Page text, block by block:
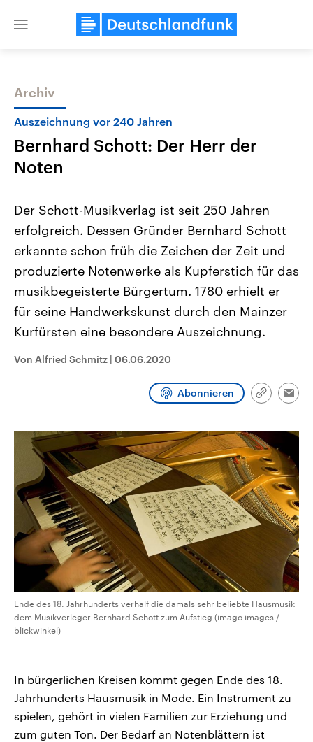
Close
Themen
Landtagswahl Sachsen-Anhalt
2026
Alle Informationen
Sachsen-Anhalt wählt am 6.
September 2026 einen neuen
Landtag. Seit 2021 wird das
Bundesland von einer Koalition aus
Umfragen, Prognosen,
und Hintergründe zu den Parteien
und Kandidaten der anstehenden
USA
Aktuelle Beiträge,
Hintergründe
Wirtschaftlich und
gehören die Vereinigten
den mächtigsten Ländern
mit großem Einfluss auf
Sendungen Programm
Archiv
Auszeichnung vor 240 Jahren
Bernhard Schott: Der Herr der
Noten
Der Schott-Musikverlag ist seit 250 Jahren
erfolgreich. Dessen Gründer Bernhard Schott
erkannte schon früh die Zeichen der Zeit und
produzierte Notenwerke als Kupferstich für das
musikbegeisterte Bürgertum. 1780 erhielt er
für seine Handwerkskunst durch den Mainzer
Kurfürsten eine besondere Auszeichnung.
Von Alfried Schmitz | 06.06.2020
Abonnieren
Link
Ende des 18. Jahrhunderts verhalf die damals sehr beliebte Hausmusik
dem Musikverleger Bernhard Schott zum Aufstieg (imago images /
blickwinkel)
In bürgerlichen Kreisen kommt gegen Ende des 18.
Jahrhunderts Hausmusik in Mode. Ein Instrument zu
spielen, gehört in vielen Familien zur Erziehung und
zum guten Ton. Der Bedarf an Notenblättern ist